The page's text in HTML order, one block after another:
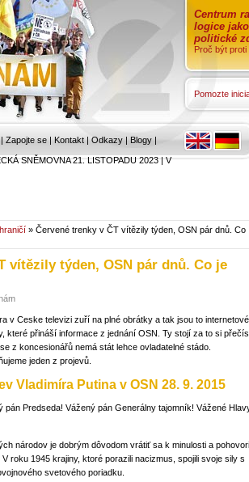
Centrum
logice
politické
Proč být
Pomozte
| Zapojte se | Kontakt | Odkazy | Blogy |
SNĚMOVNA 21. LISTOPADU 2023|V
» Červené trenky v ČT vítězily týden, OSN pár dnů. Co
vítězily týden, OSN pár dnů. Co je
v Ceske televizi zuří na plné obrátky a tak jsou to internetové
které přináší informace z jednání OSN. Ty stojí za to si
z koncesionářů nemá stát lehce ovladatelné stádo.
jeden z projevů.
Vladimíra Putina v OSN 28. 9. 2015
pán Predseda! Vážený pán Generálny tajomník! Vážené
národov je dobrým dôvodom vrátiť sa k minulosti a
roku 1945 krajiny, ktoré porazili nacizmus, spojili svoje sily s
svetového poriadku.